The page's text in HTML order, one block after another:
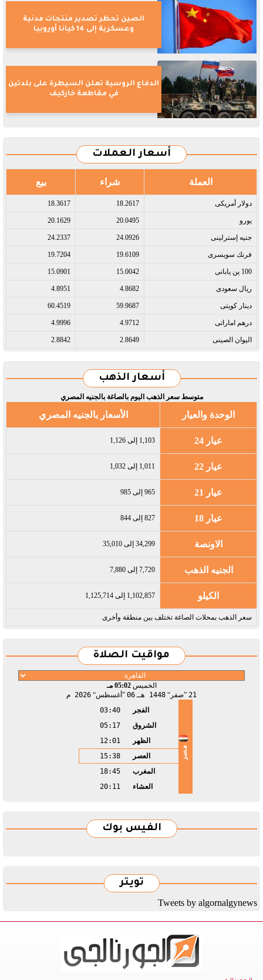
الصين تحظر تصدير منتجات مدنية
وعسكرية إلى 14 كيانا أوروبيا
الدفاع الروسية تعلن السيطرة على بلدتين
في مقاطعة خاركيف
أسعار العملات
العملة شراء بيع
دولار أمريكى​ 18.2617
18.3617
يورو​ 20.0495
20.1629
جنيه إسترلينى​ 24.0926
24.2337
فرنك سويسرى​ 19.6109
19.7204
100 ين يابانى​ 15.0042
15.0901
ريال سعودى​ 4.8682
4.8951
دينار كويتى​ 59.9687
60.4519
درهم اماراتى​ 4.9712
4.9996
اليوان الصينى​ 2.8649
2.8842
أسعار الذهب
متوسط سعر الذهب اليوم بالصاغة بالجنيه المصري
الوحدة والعيار الأسعار بالجنيه المصري
عيار 24 1,103 إلى 1,126
عيار 22 1,011 إلى 1,032
عيار 21 965 إلى 985
عيار 18 827 إلى 844
الاونصة 34,299 إلى 35,010
الجنيه الذهب 7,720 إلى 7,880
الكيلو 1,102,857 إلى 1,125,714
سعر الذهب بمحلات الصاغة تختلف بين منطقة وأخرى
مواقيت الصلاة
الخميس05:02 مـ
21
صفر 1448 هـ 06 أغسطس 2026 م
مصر
الفجر
03:40
الشروق
05:17
الظهر
12:01
العصر
15:38
المغرب
18:45
العشاء
20:11
الفيس بوك
تويتر
Tweets by algornalgynews